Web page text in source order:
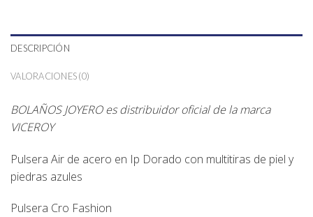
DESCRIPCIÓN
VALORACIONES (0)
BOLAÑOS JOYERO es distribuidor oficial de la marca
VICEROY
Pulsera Air de acero en Ip Dorado con multitiras de piel y
piedras azules
Pulsera Cro Fashion